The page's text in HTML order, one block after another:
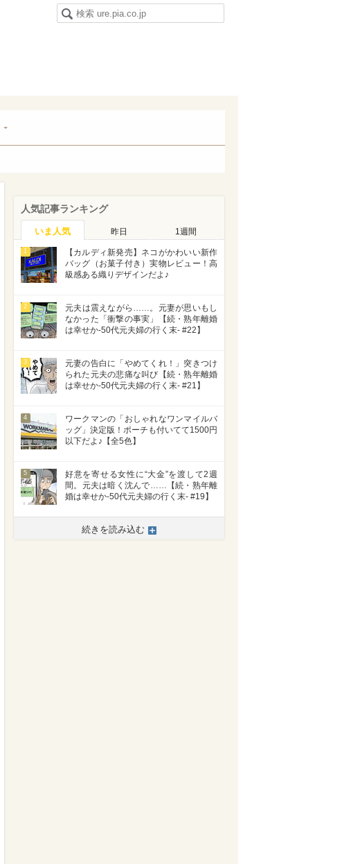
人気記事ランキング
いま人気 昨日 1週間
1
【カルディ新発売】ネコがかわいい新作
バッグ（お菓子付き）実物レビュー！高
級感ある織りデザインだよ♪
2
元夫は震えながら……。元妻が思いもし
なかった「衝撃の事実」【続・熟年離婚
は幸せか-50代元夫婦の行く末- #22】
3
元妻の告白に「やめてくれ！」突きつけ
られた元夫の悲痛な叫び【続・熟年離婚
は幸せか-50代元夫婦の行く末- #21】
4
ワークマンの「おしゃれなワンマイルバ
ッグ」決定版！ポーチも付いてて1500円
以下だよ♪【全5色】
5
好意を寄せる女性に“大金”を渡して2週
間。元夫は暗く沈んで……【続・熟年離
婚は幸せか-50代元夫婦の行く末- #19】
続きを読み込む